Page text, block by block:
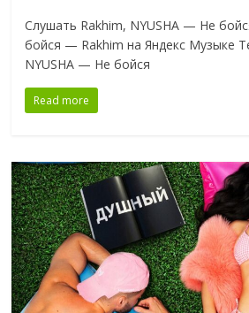
Слушать Rakhim, NYUSHA — Не
бойся — Rakhim на Яндекс Музыке
NYUSHA — Не бойся
Read more